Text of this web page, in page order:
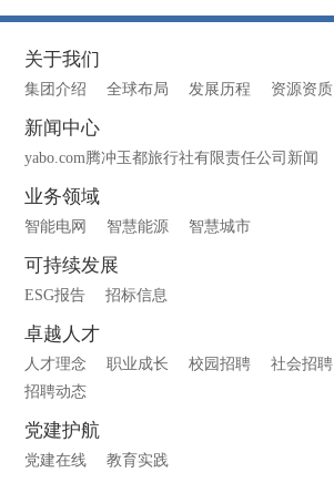
关于我们
集团介绍 全球布局 发展历程 资源资质
新闻中心
yabo.com腾冲玉都旅行社有限责任公司新闻
业务领域
智能电网 智慧能源 智慧城市
可持续发展
ESG报告 招标信息
卓越人才
人才理念 职业成长 校园招聘 社会招聘
招聘动态
党建护航
党建在线 教育实践